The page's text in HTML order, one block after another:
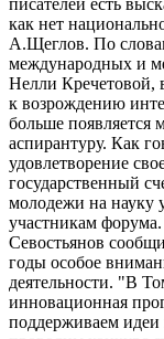
писателей есть
как нет
А.Щеглов. По
международных и
Нелли Кречетовой,
к возрождению
больше появляется
аспирантуру. Как
удовлетворение
государственный
молодежи на науку
участникам
Севостьянов
годы особое
деятельности. "В
инновационная
поддерживаем идеи